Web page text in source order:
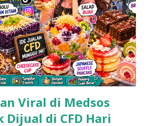
Viral di Medsos
Dijual di CFD Hari